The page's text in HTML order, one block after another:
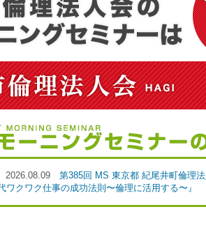
2026.08.09
第385回 MS 東京都 紀尾井町倫理
ワクワク仕事の成功法則〜倫理に活用する〜』